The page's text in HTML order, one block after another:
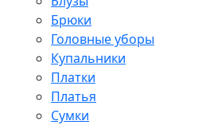
Брюки
Головные уборы
Купальники
Платки
Платья
Сумки